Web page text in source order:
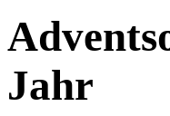
Jahr